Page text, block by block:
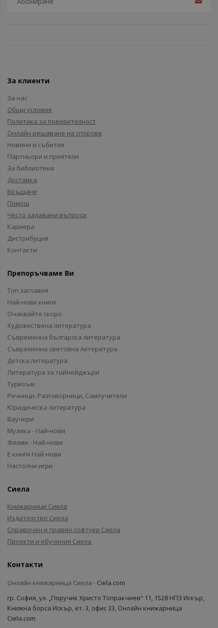
За клиенти
За нас
Общи условия
Политика за поверителност
Онлайн решаване на спорове
Новини и събития
Партньори и приятели
За библиотеки
Доставка
Връщане
Помощ
Често задавани въпроси
Кариера
Дистрибуция
Контакти
Препоръчваме Ви
Топ заглавия
Най-нови книги
Очаквайте скоро
Художествена литература
Съвременна българска литература
Съвременна световна литература
Детска литература
Литература за тийнейджъри
Туризъм
Речници, Разговорници, Самоучители
Юридическа литература
Ваучери
Музика - Най-нови
Филми - Най-нови
Е-книги Най-нови
Настолни игри
Сиела
Книжарници Сиела
Издателство Сиела
Справочен и правен софтуер Сиела
Проекти и обучения Сиела
Контакти
Онлайн книжарница Сиела - Ciela.com
гр. София, ул. „Поручик Христо Топракчиев“ 11, 1528 НПЗ Искър,
Книжна борса Искър, ет. 3, офис 33, Онлайн книжарница
Ciela.com